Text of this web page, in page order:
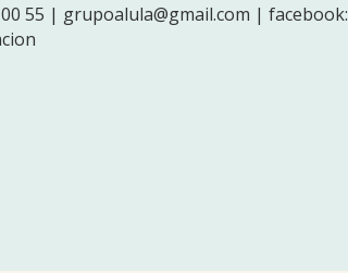
55 | grupoalula@gmail.com | facebook: